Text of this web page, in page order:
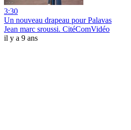
3:30
Un nouveau drapeau pour Palavas
Jean marc sroussi. CitéComVidéo
il y a 9 ans